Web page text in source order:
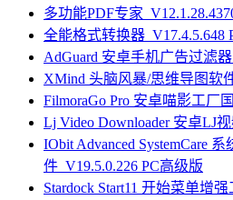
多功能PDF专家
全能格式转换器_V17.4.5.648
AdGuard 安卓手机广告过滤
XMind 头脑风暴/思维导图软
FilmoraGo Pro 安卓喵影工厂
Lj Video Downloader 安卓LJ
IObit Advanced SystemCare
件_V19.5.0.226 PC高级版
Stardock Start11 开始菜单增